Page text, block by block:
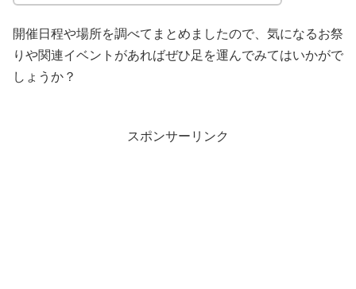
開催日程や場所を調べてまとめましたので、気になるお祭
りや関連イベントがあればぜひ足を運んでみてはいかがで
しょうか？
スポンサーリンク